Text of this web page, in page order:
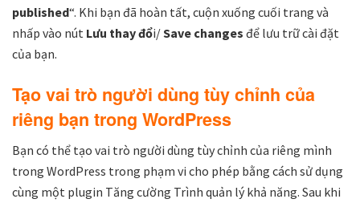
published“. Khi bạn đã hoàn tất, cuộn xuống cuối trang và
nhấp vào nút Lưu thay đổi/Save changes để lưu trữ cài đặt
của bạn.
Tạo vai trò người dùng tùy chỉnh của
riêng bạn trong WordPress
Bạn có thể tạo vai trò người dùng tùy chỉnh của riêng mình
trong WordPress trong phạm vi cho phép bằng cách sử dụng
cùng một plugin Tăng cường Trình quản lý khả năng. Sau khi